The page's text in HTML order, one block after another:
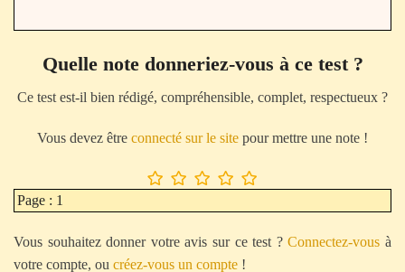
Quelle note donneriez-vous à ce test ?
Ce test est-il bien rédigé, compréhensible, complet, respectueux ?
Vous devez être connecté sur le site pour mettre une note !
Page : 1
Vous souhaitez donner votre avis sur ce test ?Connectez-vous à
votre compte, ou créez-vous un compte !